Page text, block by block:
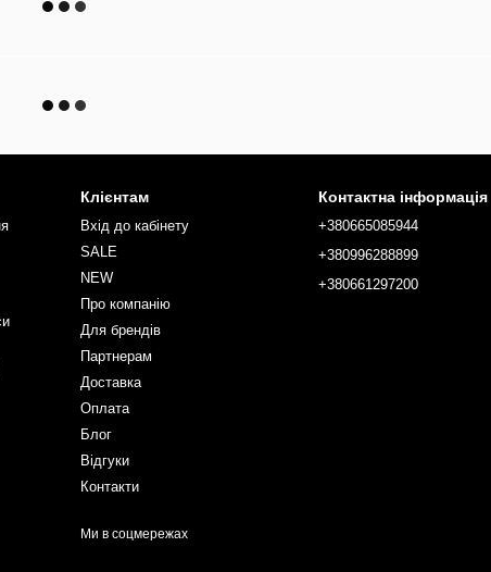
Клієнтам
Вхід до кабінету
SALE
NEW
Про компанію
Для брендів
Партнерам
Доставка
Оплата
Блог
Відгуки
Контакти
Ми в соцмережах
Контактна інформація
+380665085944
+380996288899
+380661297200